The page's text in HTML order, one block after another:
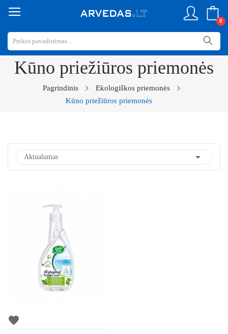
0
Kūno priežiūros priemonės
Pagrindinis
Ekologiškos priemonės
Kūno priežiūros priemonės
Aktualumas 
favorite